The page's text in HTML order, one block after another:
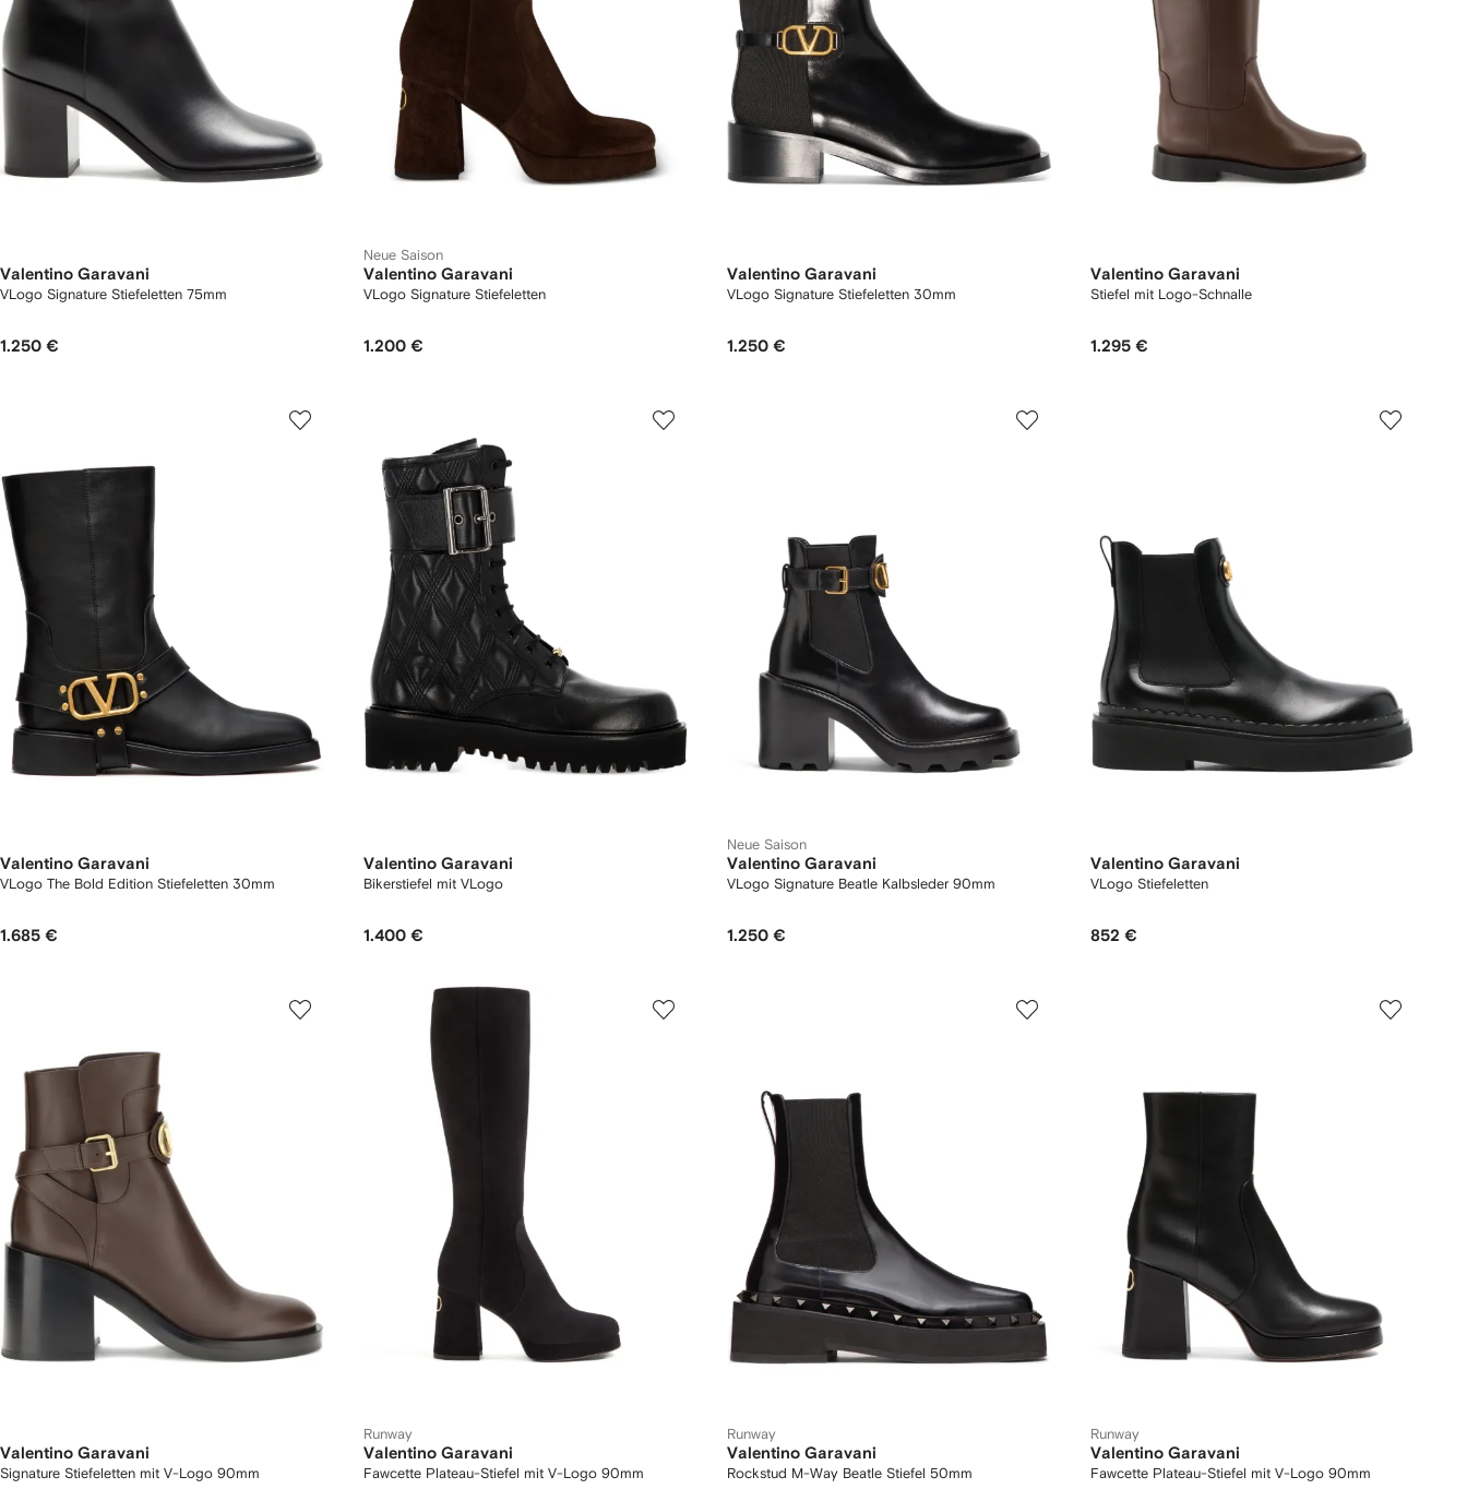
Valentino Garavani
VLogo Signature Stiefeletten 75mm
1.250 €
Neue Saison
Valentino Garavani
VLogo Signature Stiefeletten
1.200 €
Valentino Garavani
VLogo Signature Stiefeletten 30mm
1.250 €
Valentino Garavani
Stiefel mit Logo-Schnalle
1.295 €
Valentino Garavani
VLogo The Bold Edition Stiefeletten 30mm
1.685 €
Valentino Garavani
Bikerstiefel mit VLogo
1.400 €
Neue Saison
Valentino Garavani
VLogo Signature Beatle Kalbsleder 90mm
1.250 €
Valentino Garavani
VLogo Stiefeletten
852 €
Valentino Garavani
Signature Stiefeletten mit V-Logo 90mm
Runway
Valentino Garavani
Fawcette Plateau-Stiefel mit V-Logo 90mm
Runway
Valentino Garavani
Rockstud M-Way Beatle Stiefel 50mm
Runway
Valentino Garavani
Fawcette Plateau-Stiefel mit V-Logo 90mm